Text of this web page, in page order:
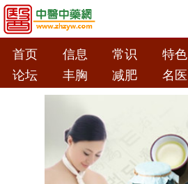
首页 信息 常识 特色
论坛
丰胸 减肥 名医